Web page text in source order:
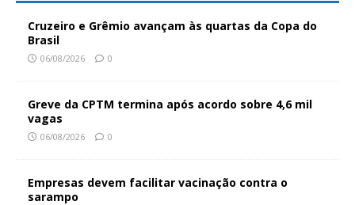
Cruzeiro e Grêmio avançam às quartas da Copa do
Brasil
06/08/2026 0
Greve da CPTM termina após acordo sobre 4,6 mil
vagas
06/08/2026 0
Empresas devem facilitar vacinação contra o
sarampo